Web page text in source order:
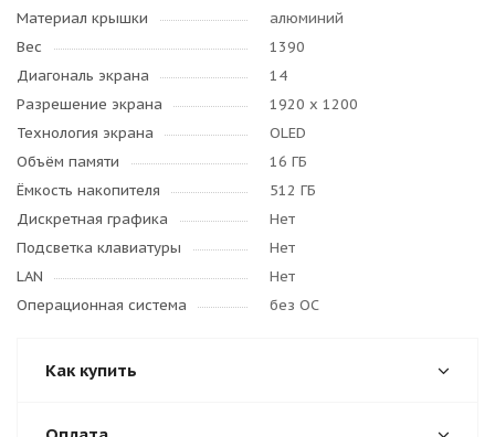
Материал крышки
алюминий
Вес
1390
Диагональ экрана
14
Разрешение экрана
1920 x 1200
Технология экрана
OLED
Объём памяти
16 ГБ
Ёмкость накопителя
512 ГБ
Дискретная графика
Нет
Подсветка клавиатуры
Нет
LAN
Нет
Операционная система
без ОС
Как купить